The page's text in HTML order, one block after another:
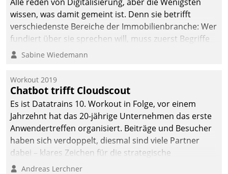
wissen, was damit gemeint ist. Denn sie betrifft
verschiedenste Bereiche der Immobilienbranche: Wer
fundiert über sie sprechen will, muss zuerst Begriffe
klären. Ein Aspekt ist die betriebliche Optimierung:
Einsparungen durch optimierte und automatisierte
Prozesse. Doch man darf nicht zu viel erwarten: Allein
mit der Einführung einer neuen Software ist es nicht
getan. Die Digitalisierung erfordert von Unternehmen
die Bereitschaft, sich zu überprüfen, zu hinterfragen
und zu verändern.
Sabine Wiedemann
Workout 2019
Chatbot trifft Cloudscout
Es ist Datatrains 10. Workout in Folge, vor einem
Jahrzehnt hat das 20-jährige Unternehmen das erste
Anwendertreffen organisiert. Beiträge und Besucher
haben sich verdoppelt, diesmal sind viele Partner
dabei – klares Zeichen für die strategische
Fokussierung auf den Kunden.
Andreas Lerchner